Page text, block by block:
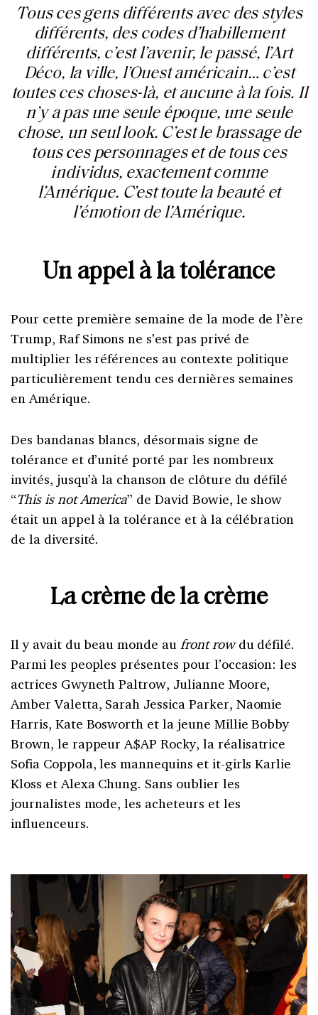
Tous ces gens différents avec des styles
différents, des codes d’habillement
différents, c’est l’avenir, le passé, l’Art
Déco, la ville, l’Ouest américain… c’est
toutes ces choses-là, et aucune à la fois. Il
n’y a pas une seule époque, une seule
chose, un seul look. C’est le brassage de
tous ces personnages et de tous ces
individus, exactement comme
l’Amérique. C’est toute la beauté et
l’émotion de l’Amérique.
Un appel à la tolérance
Pour cette première semaine de la mode de l’ère
Trump, Raf Simons ne s’est pas privé de
multiplier les références au contexte politique
particulièrement tendu ces dernières semaines
en Amérique.
Des bandanas blancs, désormais signe de
tolérance et d’unité porté par les nombreux
invités, jusqu’à la chanson de clôture du défilé
“This is not America” de David Bowie, le show
était un appel à la tolérance et à la célébration
de la diversité.
La crème de la crème
Il y avait du beau monde au front rowdu défilé.
Parmi les peoples présentes pour l’occasion:les
actrices Gwyneth Paltrow, Julianne Moore,
Amber Valetta, Sarah Jessica Parker, Naomie
Harris, Kate Bosworth et la jeune Millie Bobby
Brown, le rappeurA$AP Rocky, la réalisatrice
Sofia Coppola, les mannequins et it-girlsKarlie
Kloss etAlexa Chung. Sans oublier les
journalistes mode, les acheteurs et les
influenceurs.